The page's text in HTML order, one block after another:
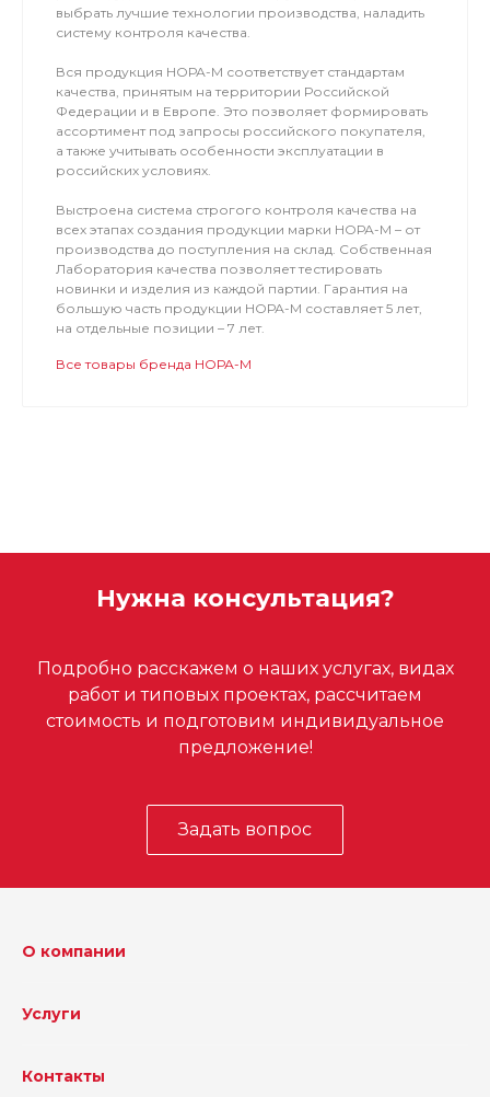
выбрать лучшие технологии производства, наладить
систему контроля качества.
Вся продукция НОРА-М соответствует стандартам
качества, принятым на территории Российской
Федерации и в Европе. Это позволяет формировать
ассортимент под запросы российского покупателя,
а также учитывать особенности эксплуатации в
российских условиях.
Выстроена система строгого контроля качества на
всех этапах создания продукции марки НОРА-М – от
производства до поступления на склад. Собственная
Лаборатория качества позволяет тестировать
новинки и изделия из каждой партии. Гарантия на
большую часть продукции НОРА-М составляет 5 лет,
на отдельные позиции – 7 лет.
Все товары бренда НОРА-М
Нужна консультация?
Подробно расскажем о наших услугах, видах
работ и типовых проектах, рассчитаем
стоимость и подготовим индивидуальное
предложение!
Задать вопрос
О компании
Услуги
Контакты